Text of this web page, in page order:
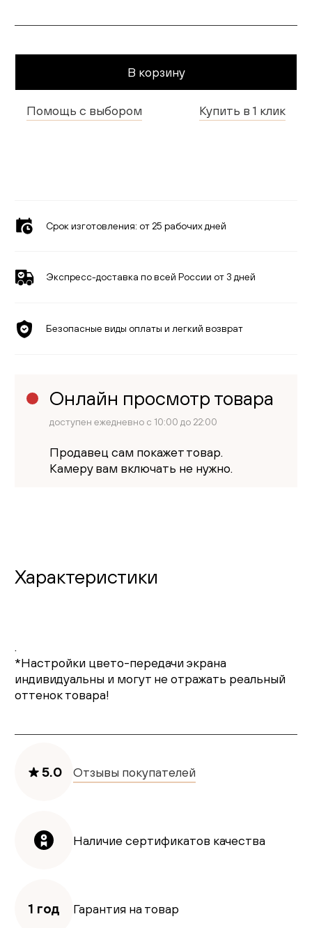
Доставка и оплата
Дизайнерам
В корзину
Помощь с выбором Купить в 1 клик
Срок изготовления: от 25 рабочих дней
Экспресс-доставка по всей России от 3 дней
Безопасные виды оплаты и легкий возврат
Онлайн просмотр товара
доступен ежедневно с 10:00 до 22:00
Продавец сам покажет товар.
Камеру вам включать не нужно.
Характеристики
.
*Настройки цвето-передачи экрана
индивидуальны и могут не отражать реальный
оттенок товара!
5.0 Отзывы покупателей
Наличие сертификатов качества
1 год Гарантия на товар